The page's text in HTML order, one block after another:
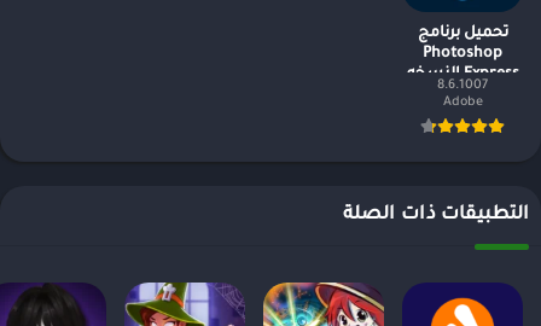
تحميل برنامج
Photoshop
Express النسخه
المدفوعه مجانا
8.6.1007
Adobe
التطبيقات ذات الصلة